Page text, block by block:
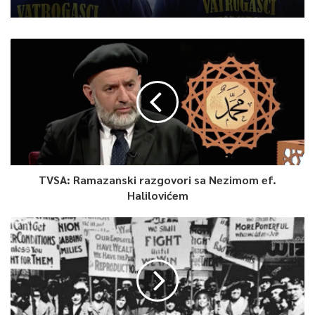
TVSA: Ramazanski razgovori sa Nezimom ef.
Halilovićem